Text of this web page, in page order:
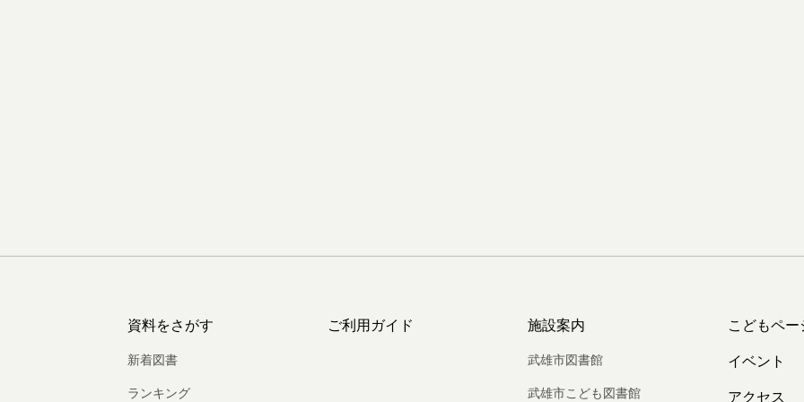
資料をさがす
新着図書
ランキング
ご利用ガイド 施設案内
武雄市図書館
武雄市こども図書館
こどもペー
イベント
アクセス